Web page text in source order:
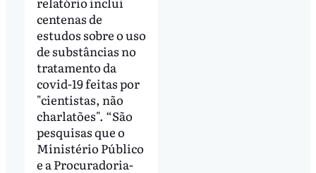
centenas de
estudos sobre o uso
de substâncias no
tratamento da
covid-19 feitas por
"cientistas, não
charlatões". “São
pesquisas que o
Ministério Público
e a Procuradoria-